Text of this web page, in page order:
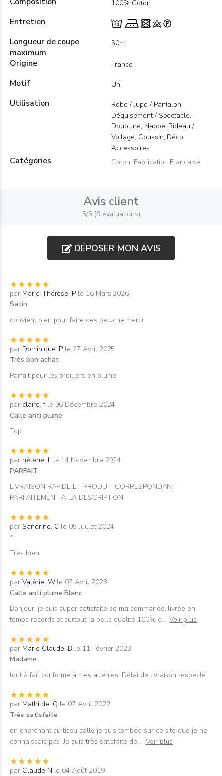
100% Coton
Entretien
Longueur de coupe
maximum
50m
Origine France
Motif Uni
Utilisation
Robe / Jupe / Pantalon,
Déguisement / Spectacle,
Doublure, Nappe, Rideau /
Voilage, Coussin, Déco,
Accessoires
Catégories Coton, Fabrication Francaise
Avis client
5/5 (9 évaluations)
DÉPOSER MON AVIS
par Marie-Thérèse. P le 16 Mars 2026
Satin
convient bien pour faire des peluche merci
par Dominique. P le 27 Avril 2025
Très bon achat
Parfait pour les oreillers en plume
par claire. f le 06 Décembre 2024
Calle anti plume
Top
par hélène. L le 14 Novembre 2024
PARFAIT
LIVRAISON RAPIDE ET PRODUIT CORRESPONDANT
PARFAITEMENT A LA DESCRIPTION
par Sandrine. C le 05 Juillet 2024
*
Très bien
par Valérie. W le 07 Avril 2023
Calle anti plume Blanc
Bonjour, je suis super satisfaite de ma commande, livrée en
temps records et surtout la belle qualité 100% c... Voir plus
par Marie Claude. B le 11 Février 2023
Madame
tout à fait conforme à mes attentes. Délai de livraison respecté
par Mathilde. Q le 07 Avril 2022
Très satisfaite
en cherchant du tissu calle je suis tombée sur ce site que je ne
connaissais pas. Je suis très satisfaite de... Voir plus
par Claude N le 04 Août 2019